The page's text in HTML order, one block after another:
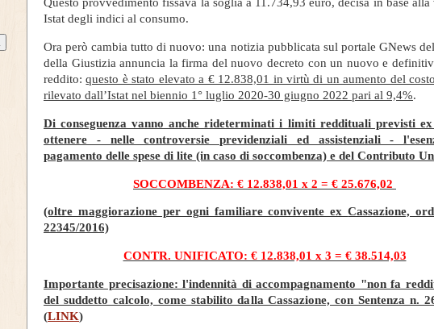
Istat degli indici al consumo.
Ora però cambia tutto di nuovo: una notizia pubblicata sul portale GNews
della Giustizia annuncia la firma del nuovo decreto con un nuovo e
reddito:questo è stato elevato a € 12.838,01 in virtù di un aumento del
rilevato dall’Istat nel biennio 1° luglio 2020-30 giugno 2022 pari al 9,4%.
Di conseguenza vanno anche rideterminati i limiti reddituali previsti
ottenere - nelle controversie previdenziali ed assistenziali -
pagamento delle spese di lite (in caso di soccombenza) e del Contributo
SOCCOMBENZA: € 12.838,01 x 2 = € 25.676,02
(oltre maggiorazione per ogni familiare convivente exCassazione,
22345/2016)
CONTR. UNIFICATO: € 12.838,01 x 3 = € 38.514,03
Importante precisazione: l'indennità di accompagnamento "non fa
del suddetto calcolo, come stabilito dalla Cassazione, con Sentenza n.
(LINK)